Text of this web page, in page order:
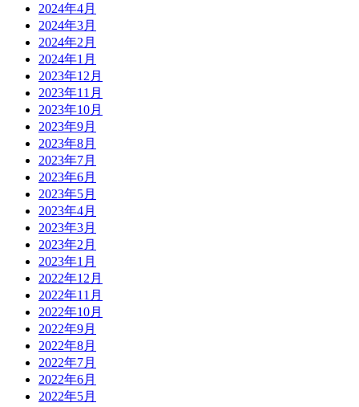
2024年4月
2024年3月
2024年2月
2024年1月
2023年12月
2023年11月
2023年10月
2023年9月
2023年8月
2023年7月
2023年6月
2023年5月
2023年4月
2023年3月
2023年2月
2023年1月
2022年12月
2022年11月
2022年10月
2022年9月
2022年8月
2022年7月
2022年6月
2022年5月